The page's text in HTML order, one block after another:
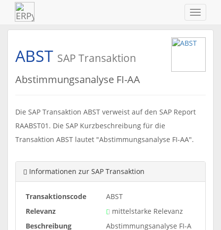
ein-/
ABST SAP Transaktion
Abstimmungsanalyse FI-AA
Die SAP Transaktion ABST verweist auf den SAP Report
RAABST01. Die SAP Kurzbeschreibung für die
Transaktion ABST lautet "Abstimmungsanalyse FI-AA".
Informationen zur SAP Transaktion
Transaktionscode
ABST
Relevanz
mittelstarke Relevanz
Beschreibung
Abstimmungsanalyse FI-A